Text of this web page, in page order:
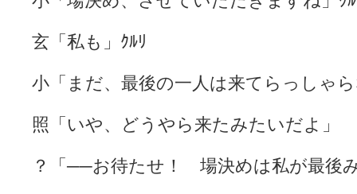
玄「私も」ｸﾙﾘ
小「まだ、最後の一人は来てらっしゃ
照「いや、どうやら来たみたいだよ」
？「──お待たせ！ 場決めは私が最後